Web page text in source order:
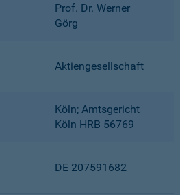
Prof. Dr. Werner
Görg
Aktiengesellschaft
Köln; Amtsgericht
Köln HRB 56769
DE 207591682